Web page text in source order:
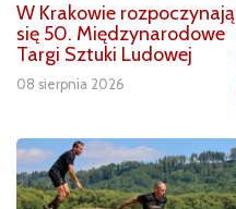
W Krakowie rozpoczynają
się 50. Międzynarodowe
Targi Sztuki Ludowej
08 sierpnia 2026